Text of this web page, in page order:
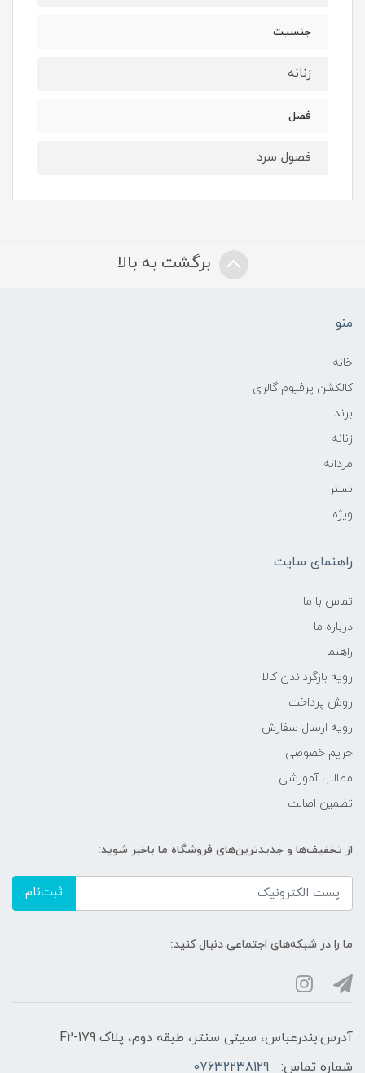
جنسیت
زنانه
فصل
فصول سرد
برگشت به بالا
منو
خانه
کالکشن پرفیوم گالری
برند
زنانه
مردانه
تستر
ویژه
راهنمای سایت
تماس با ما
درباره ما
راهنما
رویه‌ بازگرداندن کالا
روش پرداخت
رویه ارسال سفارش
حریم خصوصی
مطالب آموزشی
تضمین اصالت
از تخفیف‌ها و جدیدترین‌های فروشگاه ما باخبر شوید:
ثبت‌نام
ما را در شبکه‌های اجتماعی دنبال کنید:
آدرس:بندرعباس، سیتی سنتر، طبقه دوم، پلاک F2-179
شماره تماس:
07632238129